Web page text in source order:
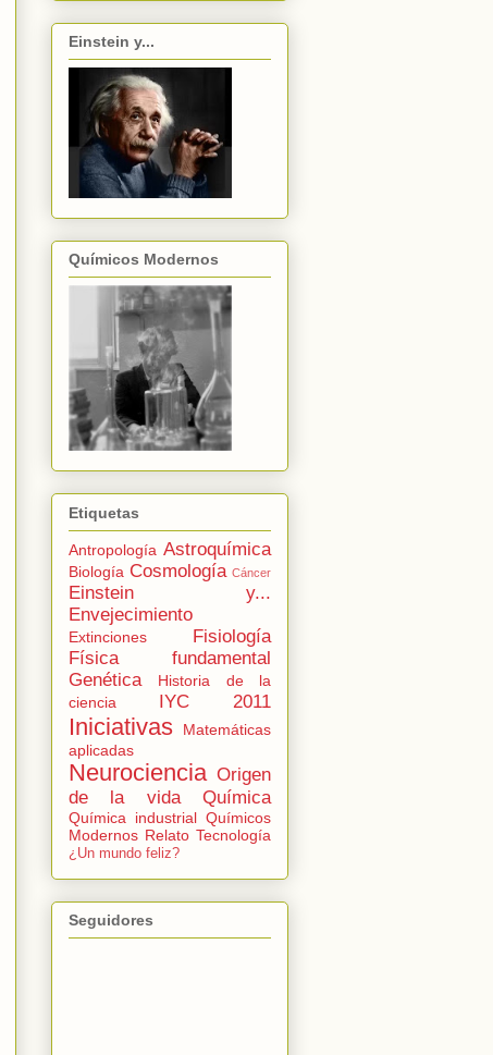
Einstein y...
Químicos Modernos
Etiquetas
Antropología Astroquímica
Biología Cosmología Cáncer
Einstein y...
Envejecimiento
Extinciones
Fisiología
Física fundamental
Genética
Historia de la
ciencia
IYC 2011
Iniciativas
Matemáticas
aplicadas
Neurociencia Origen
de la vida
Química
Química industrial Químicos
Modernos Relato Tecnología
¿Un mundo feliz?
Seguidores